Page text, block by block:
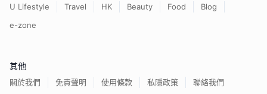
U Lifestyle Travel HK Beauty Food
Blog
e-zone
其他
關於我們 免責聲明 使用條款 私隱政策 聯絡我們